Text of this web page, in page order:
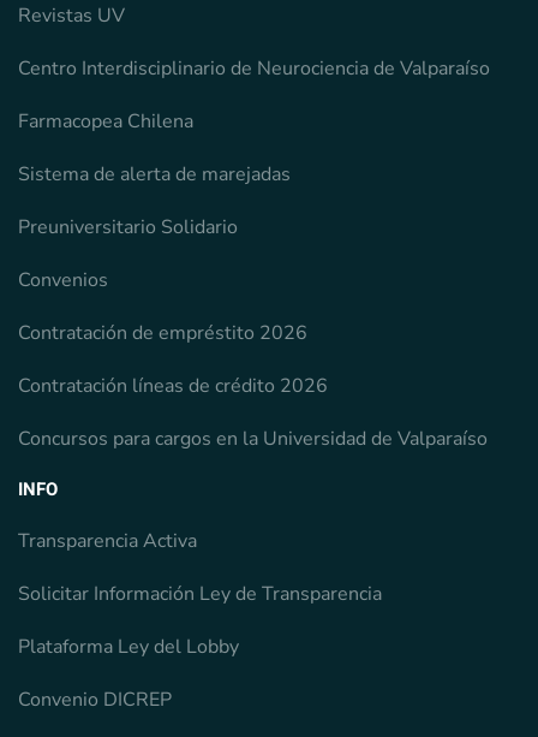
Revistas UV
Centro Interdisciplinario de Neurociencia de Valparaíso
Farmacopea Chilena
Sistema de alerta de marejadas
Preuniversitario Solidario
Convenios
Contratación de empréstito 2026
Contratación líneas de crédito 2026
Concursos para cargos en la Universidad de Valparaíso
INFO
Transparencia Activa
Solicitar Información Ley de Transparencia
Plataforma Ley del Lobby
Convenio DICREP